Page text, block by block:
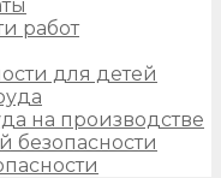
работ
для детей
на производстве
безопасности